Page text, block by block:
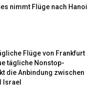
nimmt Flüge nach Hanoi
Flüge von Frankfurt
tägliche Nonstop-
die Anbindung zwischen
Israel